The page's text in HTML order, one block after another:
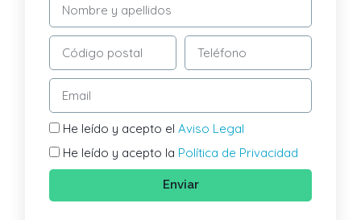
He leído y acepto elAviso Legal
He leído y acepto la Política de Privacidad
Enviar